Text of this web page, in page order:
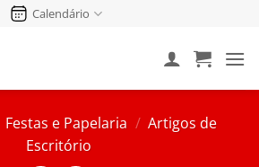
Calendário
Festas e Papelaria / Artigos de
Escritório